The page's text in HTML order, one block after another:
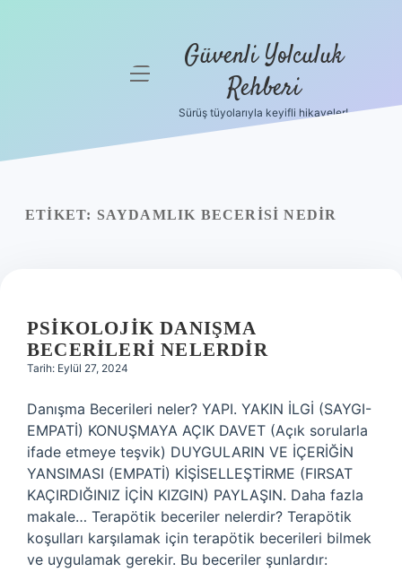
menüyü Güvenli Yolculuk
Rehberi
Sürüş tüyolarıyla keyifli hikayeler!
ETIKET: SAYDAMLIK BECERISI NEDIR
PSIKOLOJIK DANIŞMA
BECERILERI NELERDIR
Tarih: Eylül 27, 2024
Danışma Becerileri neler? YAPI. YAKIN İLGİ (SAYGI-
EMPATİ) KONUŞMAYA AÇIK DAVET (Açık sorularla
ifade etmeye teşvik) DUYGULARIN VE İÇERİĞİN
YANSIMASI (EMPATİ) KİŞİSELLEŞTİRME (FIRSAT
KAÇIRDIĞINIZ İÇİN KIZGIN) PAYLAŞIN. Daha fazla
makale… Terapötik beceriler nelerdir? Terapötik
koşulları karşılamak için terapötik becerileri bilmek
ve uygulamak gerekir. Bu beceriler şunlardır: